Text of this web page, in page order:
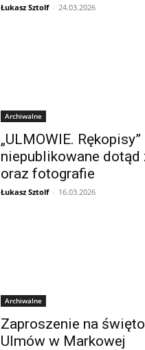
Łukasz Sztolf - 24.03.2026
Archiwalne
„ULMOWIE. Rękopisy”
niepublikowane
oraz fotografie
Łukasz Sztolf - 16.03.2026
Archiwalne
Zaproszenie na
Ulmów w Markowej